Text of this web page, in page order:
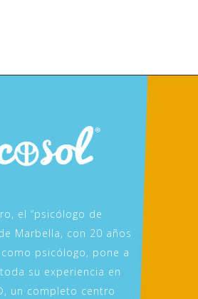
el “psicólogo de
Marbella, con 20 años
psicólogo, pone a
su experiencia en
un completo centro